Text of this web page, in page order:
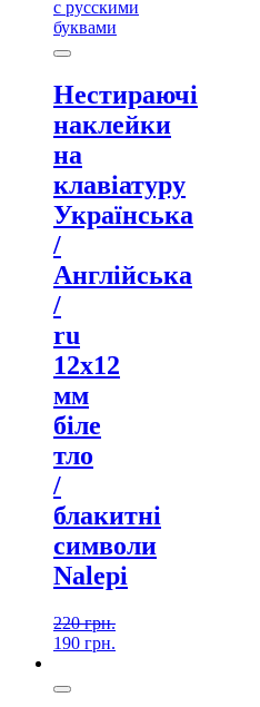
Нестираючі
наклейки
на
клавіатуру
Українська
/
Англійська
/
ru
12х12
мм
біле
тло
/
блакитні
символи
Nalepi
220грн.
190 грн.